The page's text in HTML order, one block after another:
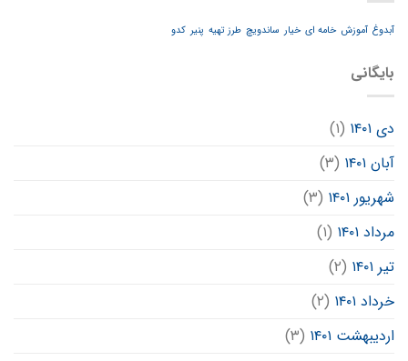
آبدوغ آموزش خامه ای خیار ساندویچ طرز تهیه پنیر کدو
بایگانی
دی ۱۴۰۱
(۱)
آبان ۱۴۰۱
(۳)
شهریور ۱۴۰۱
(۳)
مرداد ۱۴۰۱
(۱)
تیر ۱۴۰۱
(۲)
خرداد ۱۴۰۱
(۲)
اردیبهشت ۱۴۰۱
(۳)